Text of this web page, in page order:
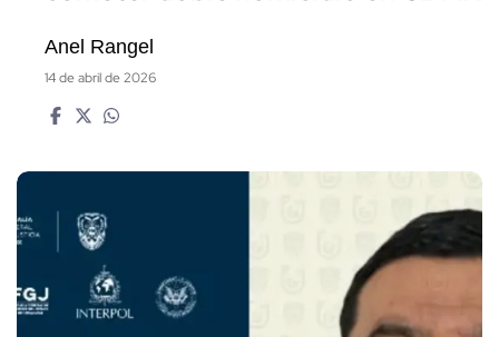
Anel Rangel
14 de abril de 2026